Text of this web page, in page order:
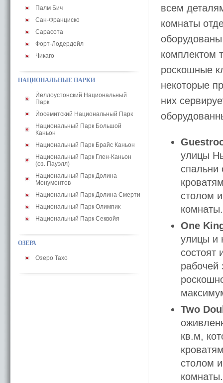
Палм Бич
Сан-Франциско
Сарасота
Форт-Лодердейл
Чикаго
НАЦИОНАЛЬНЫЕ ПАРКИ
Йеллоустонский Национальный
Парк
Йосемитский Национальный Парк
Национальный Парк Большой
Каньон
Национальный Парк Брайс Каньон
Национальный Парк Глен-Каньон
(оз. Пауэлл)
Национальный Парк Долина
Монументов
Национальный Парк Долина Смерти
Национальный Парк Олимпик
Национальный Парк Секвойя
ОЗЕРА
Озеро Тахо
всем
комнаты
комплектом
роскошные
некоторые
них
улицы
спальни
столом
One
улицы и
состоят
Two
кв.м,
столом